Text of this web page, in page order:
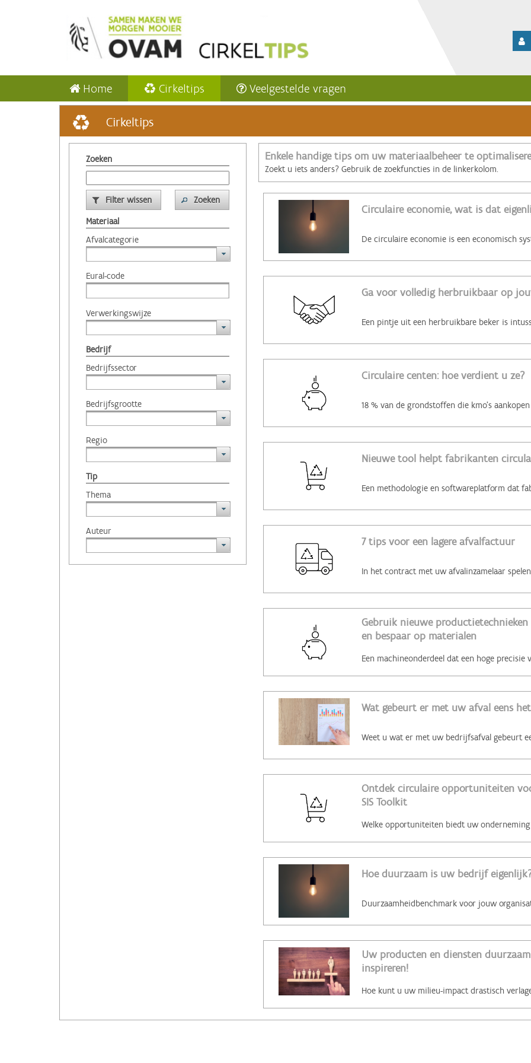
Home Cirkeltips Veelgestelde vragen
Cirkeltips
Zoeken
Filter wissen
Zoeken
Materiaal
Afvalcategorie
Eural-code
Verwerkingswijze
Bedrijf
Bedrijfssector
Bedrijfsgrootte
Regio
Tip
Thema
Auteur
Enkele handige tips om uw materiaalbeheer te
Zoekt u iets anders? Gebruik de zoekfuncties in de linkerkolom.
Circulaire economie, wat is dat
Ga voor volledig herbruikbaar op
Circulaire centen: hoe verdient u ze?
Nieuwe tool helpt fabrikanten
7 tips voor een lagere afvalfactuur
Gebruik nieuwe
en bespaar op materialen
Wat gebeurt er met uw afval eens
Ontdek circulaire opportuniteiten
SIS Toolkit
Hoe duurzaam is uw bedrijf
Uw producten en diensten
inspireren!